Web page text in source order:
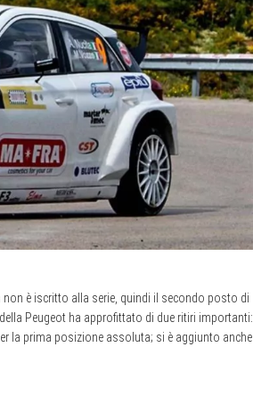
è iscritto alla serie, quindi il secondo posto di
Peugeot ha approfittato di due ritiri importanti:
la prima posizione assoluta; si è aggiunto anche